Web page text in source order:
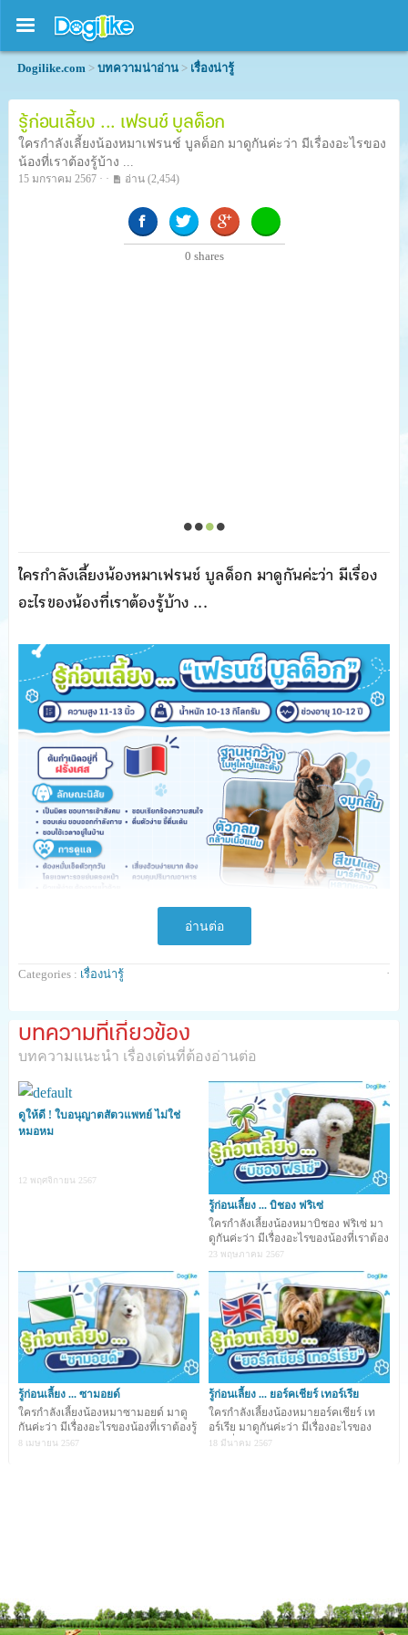
Dogilike.com > บทความน่าอ่าน > เรื่องน่ารู้
รู้ก่อนเลี้ยง ... เฟรนช์ บูลด็อก
ใครกำลังเลี้ยงน้องหมาเฟรนช์ บูลด็อก มาดูกันค่ะว่า มีเรื่องอะไรของ
น้องที่เราต้องรู้บ้าง ...
15 มกราคม 2567 · · อ่าน (2,454)
0 shares
ใครกำลังเลี้ยงน้องหมาเฟรนช์ บูลด็อก มาดูกันค่ะว่า มีเรื่อง
อะไรของน้องที่เราต้องรู้บ้าง ...
1. เฟรนช์ บูลด็อก เป็นน้องหมาที่เกิดจากการผสม
พันธุ์ของ อิงลิช บูลด็อก และ บอสตัน เทอร์เรีย
ผู้พัฒนาสายพันธุ์ได้นำอิงลิช บูลด็อก และบอสตัน เทอร์เรีย
ผสมกันและได้ตั้งชื่อน้องหมาที่ผสมออกมาว่า เฟรนช์ บูลด็อก
(French bulldog) โดยคำว่า French หมายถึงประเทศ
ฝรั่งเศส ถือเป็นแหล่งกำเนิดของเฟรนช์ บูลด็อกแต่เนื่องจาก
คนในสหรัฐอเมริกา และประเทศอังกฤษ มักนิยมเลี้ยงสุนัข
พันธุ์เฟรนช์ บูลด็อกทำให้ในต่อมาถูกนิมยมเรียกน้องหมาพันธุ์
นี้ว่า "เฟรนช์ชี่"
2. เฟรนช์ บูลด็อก มีสีและมาร์กกิ้ง ที่หลากหลายมาก
อย่างเหมาะสม
อ่านต่อ
Categories : เรื่องน่ารู้ ·
บทความที่เกี่ยวข้อง
บทความแนะนำ เรื่องเด่นที่ต้องอ่านต่อ
ดูให้ดี ! ใบอนุญาตสัตวแพทย์ ไม่ใช่
หมอหม
12 พฤศจิกายน 2567
รู้ก่อนเลี้ยง ... บิชอง ฟริเซ่
ใครกำลังเลี้ยงน้องหมาบิชอง ฟริเซ่ มา
ดูกันค่ะว่า มีเรื่องอะไรของน้องที่เราต้อง
รู้บ้าง
23 พฤษภาคม 2567
รู้ก่อนเลี้ยง ... ซามอยด์
ใครกำลังเลี้ยงน้องหมาซามอยด์ มาดู
กันค่ะว่า มีเรื่องอะไรของน้องที่เราต้องรู้
บ้าง ...
8 เมษายน 2567
รู้ก่อนเลี้ยง ... ยอร์คเชียร์ เทอร์เรีย
ใครกำลังเลี้ยงน้องหมายอร์คเชียร์ เท
อร์เรีย มาดูกันค่ะว่า มีเรื่องอะไรของ
น้องที่เราต้อ
18 มีนาคม 2567